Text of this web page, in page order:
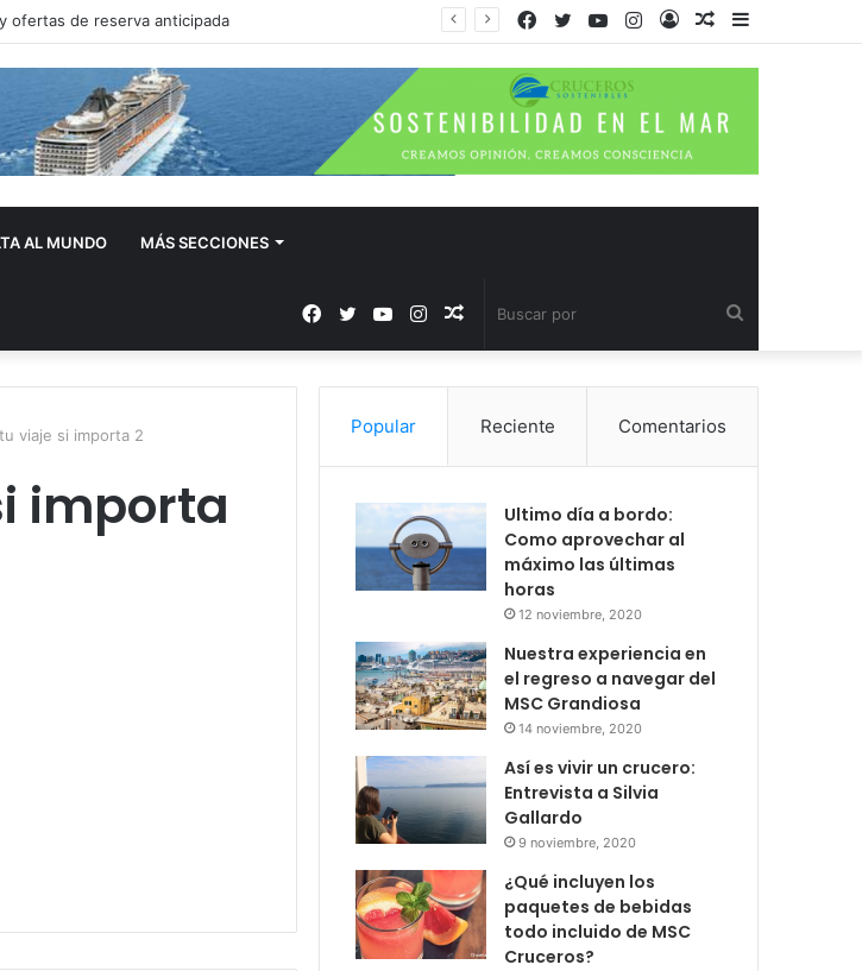
ofertas de reserva anticipada
Barra
Publicación
Acceso
Instagram
YouTube
Twitter
Facebook
AL MUNDO MÁS SECCIONES
por
Publicación
al
Instagram
YouTube
Twitter
Facebook
viaje si importa 2
importa
Popular Reciente Comentarios
Ultimo día a bordo:
Como aprovechar al
máximo las últimas
horas
12 noviembre, 2020
Nuestra experiencia en
el regreso a navegar del
MSC Grandiosa
14 noviembre, 2020
Así es vivir un crucero:
Entrevista a Silvia
Gallardo
9 noviembre, 2020
¿Qué incluyen los
paquetes de bebidas
todo incluido de MSC
Cruceros?